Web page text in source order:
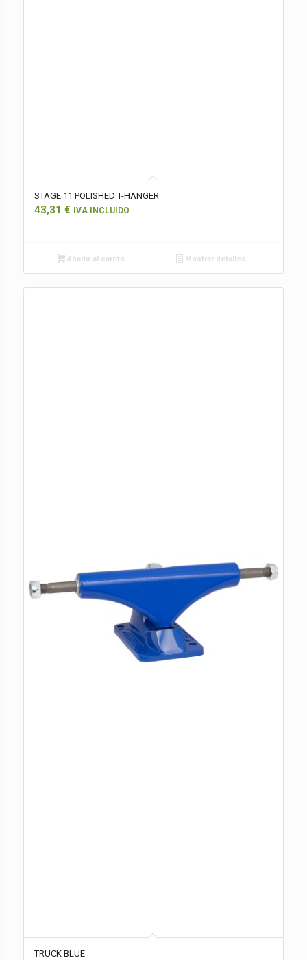
STAGE 11 POLISHED T-HANGER
43,31 € IVA INCLUIDO
Añadir al carrito Mostrar detalles
TRUCK BLUE